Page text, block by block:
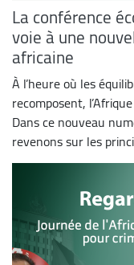
La conférence
voie à une
africaine
À l’heure où les
recomposent,
Dans ce nouveau
revenons sur les